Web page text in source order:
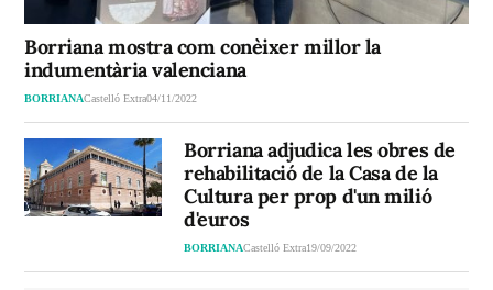
Borriana mostra com conèixer millor la
indumentària valenciana
BORRIANACastelló Extra04/11/2022
Borriana adjudica les obres de
rehabilitació de la Casa de la
Cultura per prop d'un milió
d'euros
BORRIANACastelló Extra19/09/2022